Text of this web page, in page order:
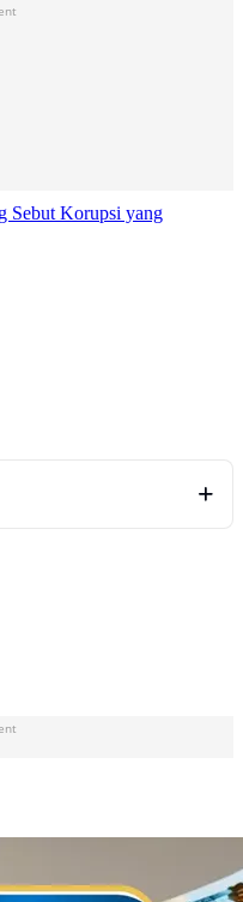
Sebut Korupsi yang